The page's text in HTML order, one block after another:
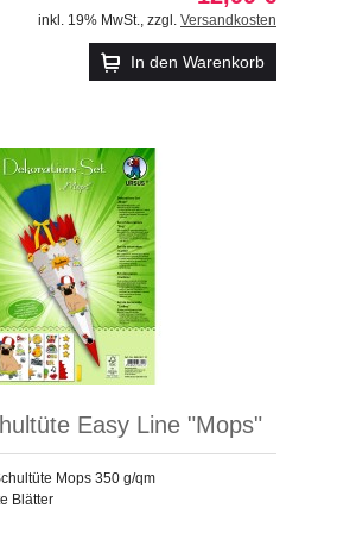
inkl. 19% MwSt. zzgl. Versandkosten
In den Warenkorb
Easy Line "Mops"
Mops 350 g/qm
Blätter